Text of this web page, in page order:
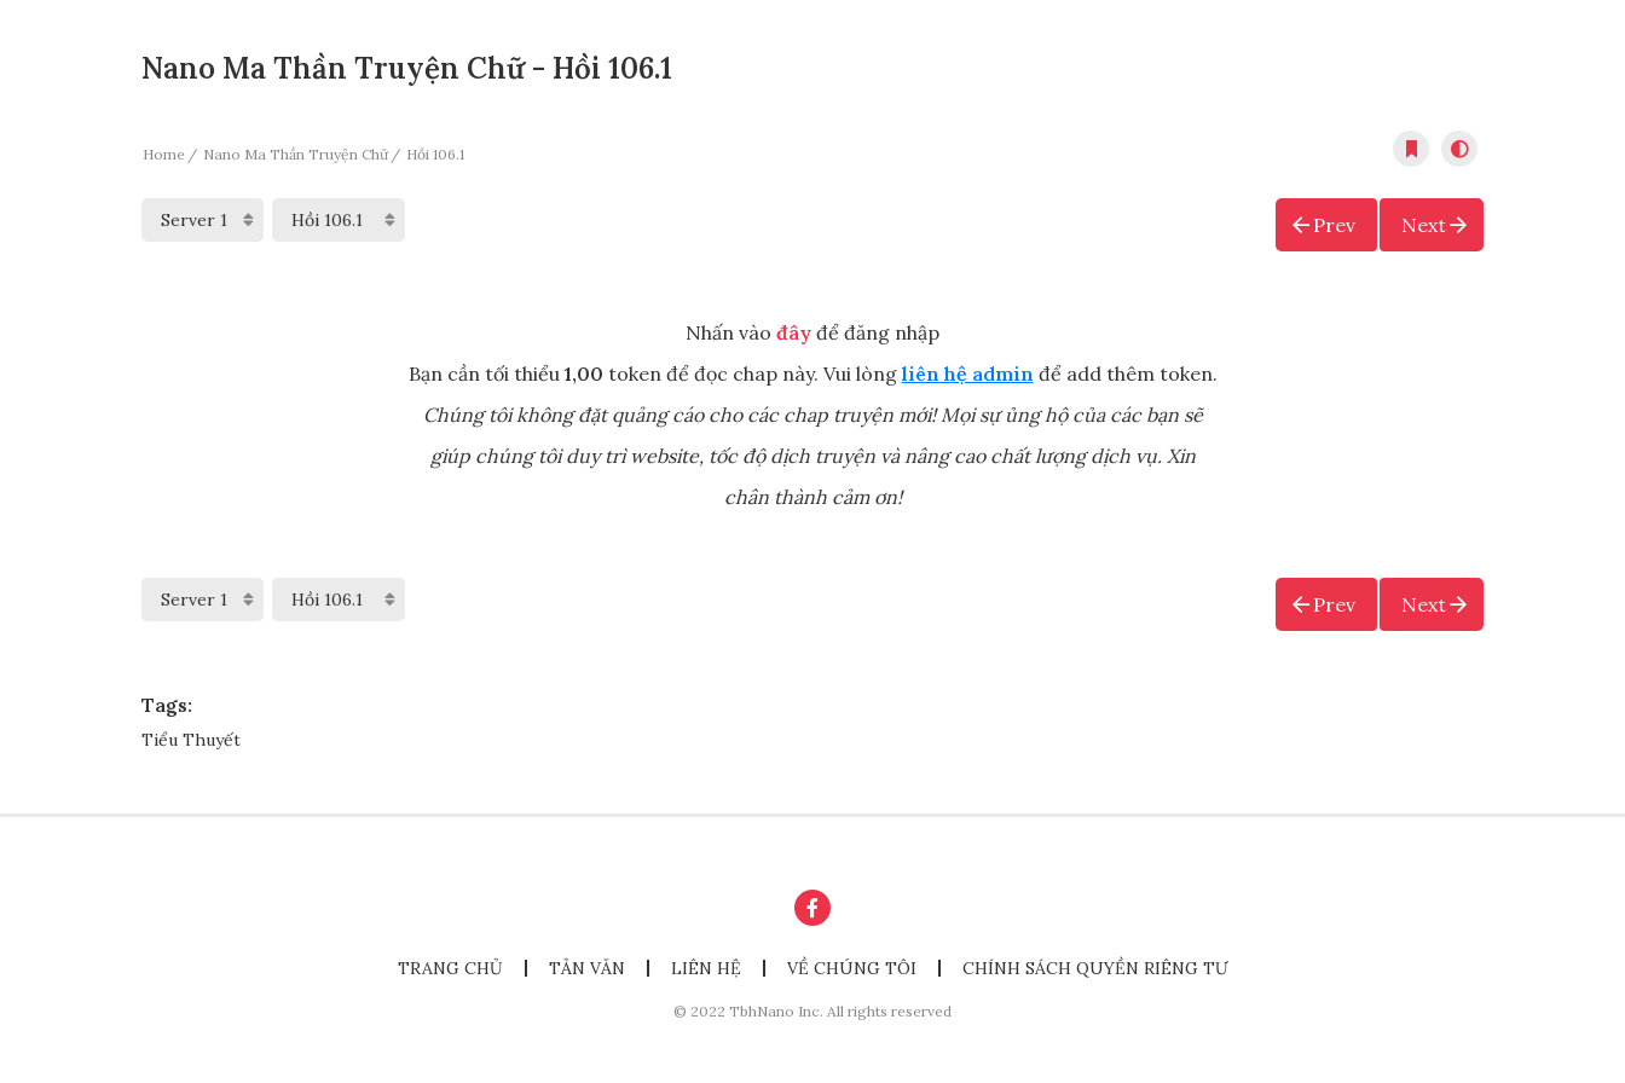
Nano Ma Thần Truyện Chữ - Hồi 106.1
Home Nano Ma Thần Truyện Chữ Hồi 106.1
Prev Next
Nhấn vào đây để đăng nhập
Bạn cần tối thiểu 1,00 token để đọc chap này. Vui lòng liên hệ admin để add thêm token.
Chúng tôi không đặt quảng cáo cho các chap truyện mới! Mọi sự ủng hộ của các bạn sẽ
giúp chúng tôi duy trì website, tốc độ dịch truyện và nâng cao chất lượng dịch vụ. Xin
chân thành cảm ơn!
Prev Next
Tags:
Tiểu Thuyết
TRANG CHỦ TẢN VĂN LIÊN HỆ VỀ CHÚNG TÔI CHÍNH SÁCH QUYỀN RIÊNG TƯ
© 2022 TbhNano Inc. All rights reserved